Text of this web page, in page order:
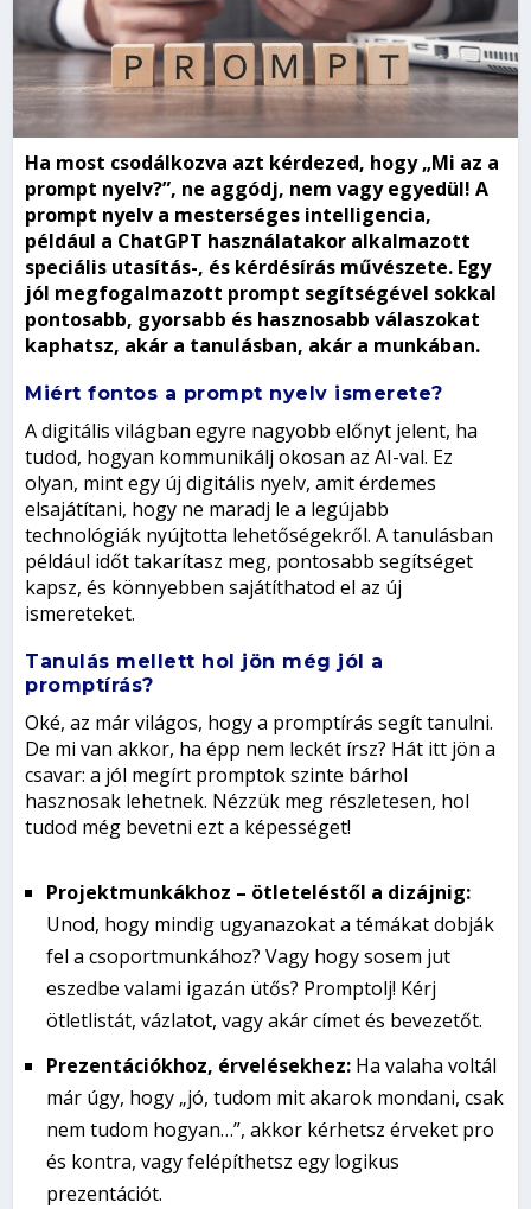
Ha most csodálkozva azt kérdezed, hogy „Mi az a
prompt nyelv?”, ne aggódj, nem vagy egyedül! A
prompt nyelv a mesterséges intelligencia,
például a ChatGPT használatakor alkalmazott
speciális utasítás-, és kérdésírás művészete. Egy
jól megfogalmazott prompt segítségével sokkal
pontosabb, gyorsabb és hasznosabb válaszokat
kaphatsz, akár a tanulásban, akár a munkában.
Miért fontos a prompt nyelv ismerete?
A digitális világban egyre nagyobb előnyt jelent, ha
tudod, hogyan kommunikálj okosan az AI-val. Ez
olyan, mint egy új digitális nyelv, amit érdemes
elsajátítani, hogy ne maradj le a legújabb
technológiák nyújtotta lehetőségekről. A tanulásban
például időt takarítasz meg, pontosabb segítséget
kapsz, és könnyebben sajátíthatod el az új
ismereteket.
Tanulás mellett hol jön még jól a
promptírás?
Oké, az már világos, hogy a promptírás segít tanulni.
De mi van akkor, ha épp nem leckét írsz? Hát itt jön a
csavar: a jól megírt promptok szinte bárhol
hasznosak lehetnek. Nézzük meg részletesen, hol
tudod még bevetni ezt a képességet!
Projektmunkákhoz – ötleteléstől a dizájnig:
Unod, hogy mindig ugyanazokat a témákat dobják
fel a csoportmunkához? Vagy hogy sosem jut
eszedbevalami igazán ütős? Promptolj! Kérj
ötletlistát, vázlatot, vagy akár címet és bevezetőt.
Prezentációkhoz, érvelésekhez: Ha valaha voltál
már úgy, hogy „jó, tudom mit akarok mondani, csak
nem tudom hogyan…”, akkor kérhetsz érveket pro
és kontra, vagy felépíthetsz egy logikus
prezentációt.